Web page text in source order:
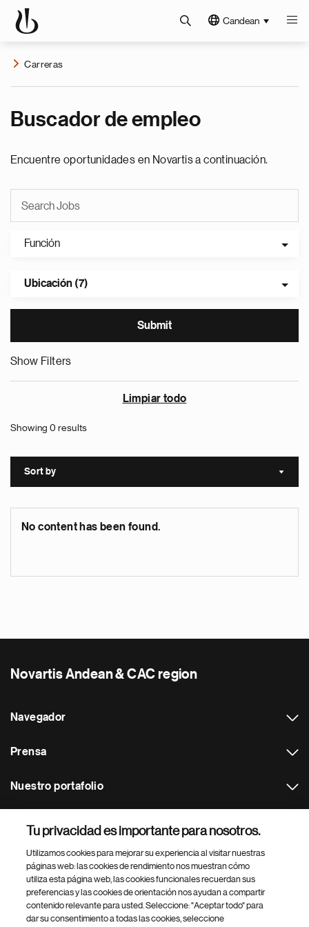
Candean
Carreras
Buscador de empleo
Encuentre oportunidades en Novartis a continuación.
Función
Ubicación (7)
Show Filters
Limpiar todo
Showing 0 results
Sort by Sort
No content has been found.
Novartis Andean & CAC region
Navegador
Prensa
Nuestro portafolio
Footer Site Search
Tu privacidad es importante para nosotros.
Utilizamos cookies para mejorar su experiencia al visitar nuestras
páginas web: las cookies de rendimiento nos muestran cómo
utiliza esta página web, las cookies funcionales recuerdan sus
preferencias y las cookies de orientación nos ayudan a compartir
contenido relevante para usted. Seleccione: "Aceptar todo" para
dar su consentimiento a todas las cookies, seleccione